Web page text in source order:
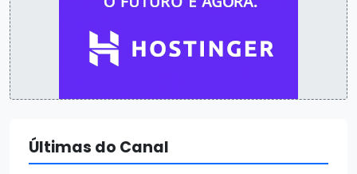
Últimas do Canal